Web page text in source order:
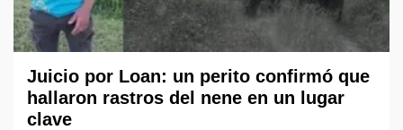
Juicio por Loan: un perito confirmó que
hallaron rastros del nene en un lugar
clave